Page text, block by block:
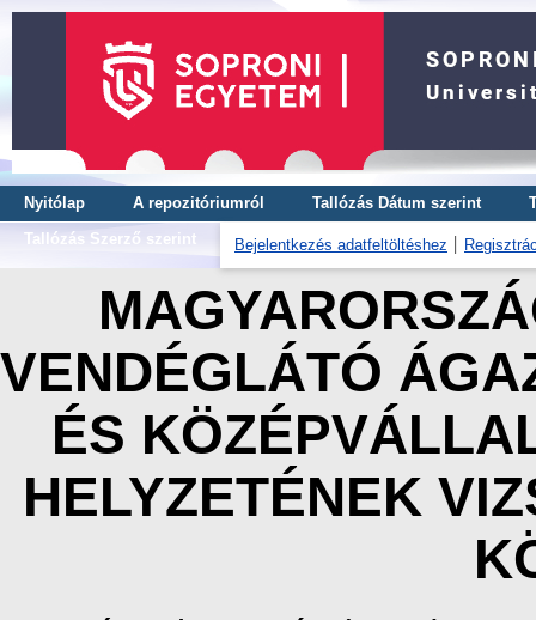
Nyitólap A repozitóriumról Tallózás Dátum szerint
Tallózás Szerző szerint
Bejelentkezés adatfeltöltéshez
VENDÉGLÁTÓ
ÉS
HELYZETÉNEK